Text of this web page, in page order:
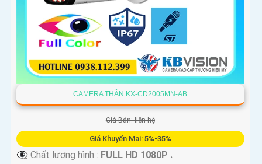
CAMERA THÂN KX-CD2005MN-AB
Giá Bán: liên hệ
Giá Khuyến Mại: 5%-35%
👁️‍🗨 Chất lượng hình : FULL HD 1080P .